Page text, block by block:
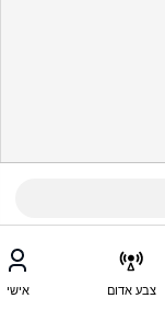
צבע אדום אישי